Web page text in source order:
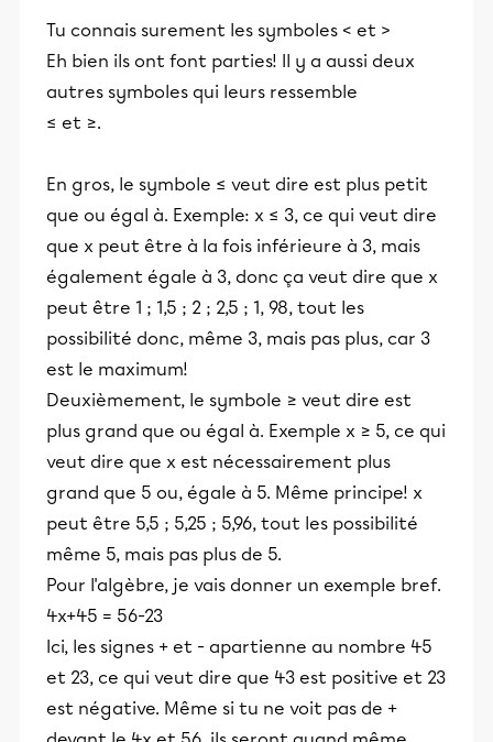
Tu connais surement les symboles < et >
Eh bien ils ont font parties! Il y a aussi deux
autres symboles qui leurs ressemble
≤ et ≥.
En gros, le symbole ≤ veut dire est plus petit
que ou égal à. Exemple: x ≤ 3, ce qui veut dire
que x peut être à la fois inférieure à 3, mais
également égale à 3, donc ça veut dire que x
peut être 1 ; 1,5 ; 2 ; 2,5 ; 1, 98, tout les
possibilité donc, même 3, mais pas plus, car 3
est le maximum!
Deuxièmement, le symbole ≥ veut dire est
plus grand que ou égal à. Exemple x ≥ 5, ce qui
veut dire que x est nécessairement plus
grand que 5 ou, égale à 5. Même principe! x
peut être 5,5 ; 5,25 ; 5,96, tout les possibilité
même 5, mais pas plus de 5.
Pour l'algèbre, je vais donner un exemple bref.
4x+45 = 56-23
Ici, les signes + et - apartienne au nombre 45
et 23, ce qui veut dire que 43 est positive et 23
est négative. Même si tu ne voit pas de +